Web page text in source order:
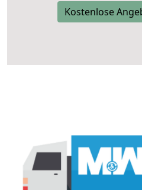
Kostenlose